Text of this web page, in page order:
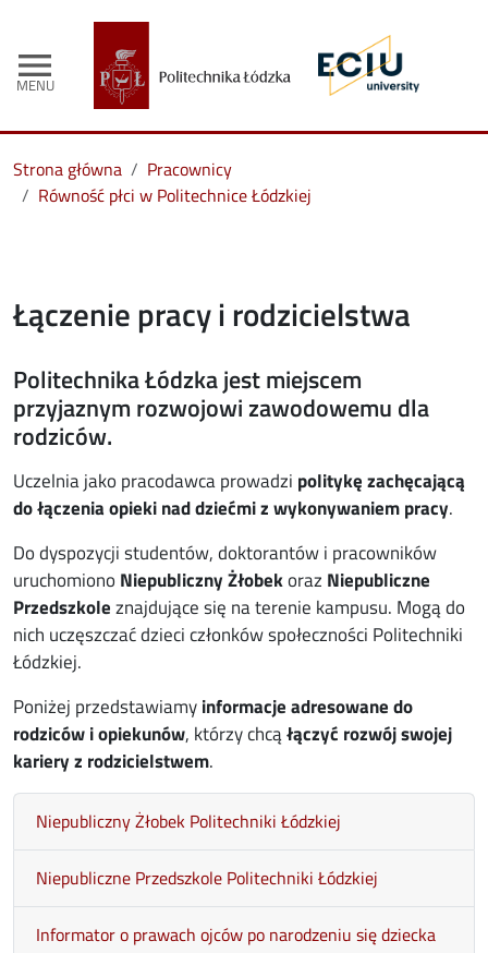
menu
MENU
Strona główna
Pracownicy
Równość płci w Politechnice Łódzkiej
Łączenie pracy i rodzicielstwa
Politechnika Łódzka jest miejscem
przyjaznym rozwojowi zawodowemu dla
rodziców.
Uczelnia jako pracodawca prowadzi politykę zachęcającą
do łączenia opieki nad dziećmi z wykonywaniem pracy.
Do dyspozycji studentów, doktorantów i pracowników
uruchomionoNiepubliczny Żłobekoraz Niepubliczne
Przedszkoleznajdujące się na terenie kampusu. Mogą do
nich uczęszczać dzieci członków społeczności Politechniki
Łódzkiej.
Poniżej przedstawiamyinformacje adresowane do
rodziców i opiekunów, którzy chcąłączyć rozwój swojej
kariery z rodzicielstwem.
Niepubliczny Żłobek Politechniki Łódzkiej
Niepubliczne Przedszkole Politechniki Łódzkiej
Informator o prawach ojców po narodzeniu się dziecka